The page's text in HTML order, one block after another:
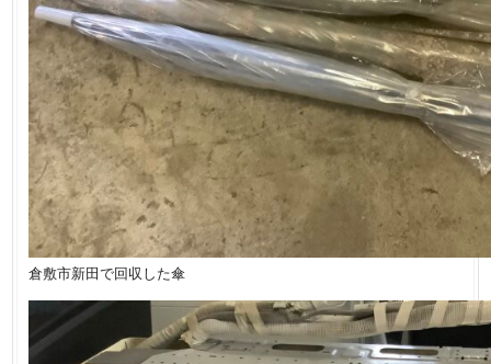
倉敷市新田で回収した傘